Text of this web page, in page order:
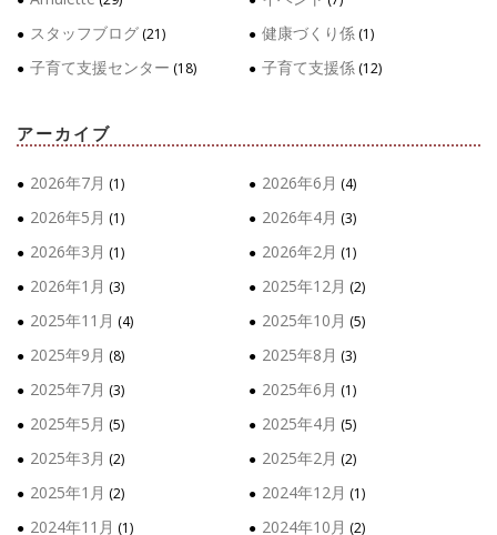
スタッフブログ (21) 健康づくり係 (1)
子育て支援センター (18) 子育て支援係 (12)
アーカイブ
2026年7月 (1) 2026年6月 (4)
2026年5月 (1) 2026年4月 (3)
2026年3月 (1) 2026年2月 (1)
2026年1月 (3) 2025年12月 (2)
2025年11月 (4) 2025年10月 (5)
2025年9月 (8) 2025年8月 (3)
2025年7月 (3) 2025年6月 (1)
2025年5月 (5) 2025年4月 (5)
2025年3月 (2) 2025年2月 (2)
2025年1月 (2) 2024年12月 (1)
2024年11月 (1) 2024年10月 (2)